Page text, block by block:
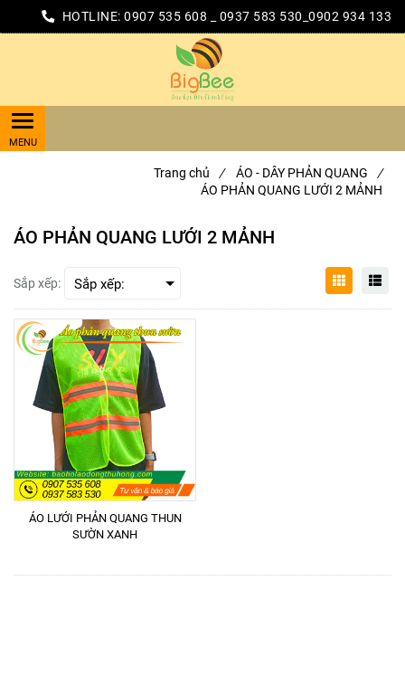
HOTLINE: 0907 535 608 _ 0937 583 530_0902 934 133
Trang chủ / ÁO - DÂY PHẢN QUANG
/
ÁO PHẢN QUANG LƯỚI 2 MẢNH
ÁO PHẢN QUANG LƯỚI 2 MẢNH
Sắp xếp:
ÁO LƯỚI PHẢN QUANG THUN
SƯỜN XANH